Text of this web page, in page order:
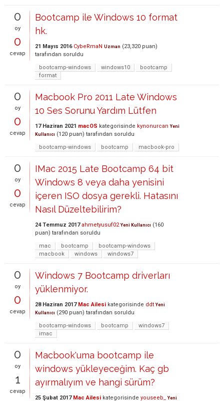
0
oy
0
cevap
Bootcamp ile Windows 10 format
hk.
21 Mayıs 2016 CybeRmaN Uzman (23,320 puan)
tarafından soruldu
bootcamp-windows
windows10
bootcamp
format
0
oy
0
cevap
Macbook Pro 2011 Late Windows
10 Ses Sorunu Yardım Lütfen
17 Haziran 2021 macOS kategorisinde kynonurcan Yeni
Kullanıcı (120 puan) tarafından soruldu
bootcamp-windows
bootcamp macbook-pro
0
oy
0
cevap
IMac 2015 Late Bootcamp 64 bit
Windows 8 veya daha yenisini
içeren ISO dosya gerekli. Hatasını
Nasıl Düzeltebilirim?
24 Temmuz 2017 ahmetyusuf02 Yeni Kullanıcı (160
puan) tarafından soruldu
mac
bootcamp
bootcamp-windows
macbook
windows windows7
0
oy
0
cevap
Windows 7 Bootcamp driverları
yüklenmiyor.
28 Haziran 2017 Mac Ailesi kategorisinde ddt Yeni
Kullanıcı (290 puan) tarafından soruldu
bootcamp-windows
bootcamp
windows7
imac
0
oy
1
cevap
Macbook'uma bootcamp ile
windows yükleyeceğim. Kaç gb
ayırmalıyım ve hangi sürüm?
25 Şubat 2017 Mac Ailesi kategorisinde youseeb_
Yeni